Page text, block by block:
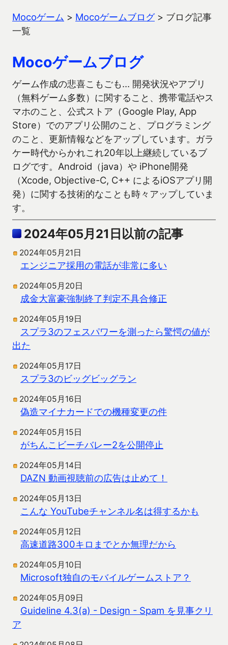
Mocoゲーム > Mocoゲームブログ> ブログ記事
一覧
Mocoゲームブログ
ゲーム作成の悲喜こもごも… 開発状況やアプリ
（無料ゲーム多数）に関すること、携帯電話やス
マホのこと、公式ストア（Google Play, App
Store）でのアプリ公開のこと、プログラミング
のこと、更新情報などをアップしています。ガラ
ケー時代からかれこれ20年以上継続しているブ
ログです。Android（java）や iPhone開発
（Xcode, Objective-C, C++ によるiOSアプリ開
発）に関する技術的なことも時々アップしていま
す。
2024年05月21日以前の記事
2024年05月21日
エンジニア採用の電話が非常に多い
2024年05月20日
成金大富豪強制終了判定不具合修正
2024年05月19日
スプラ3のフェスパワーを測ったら驚愕の値が
出た
2024年05月17日
スプラ3のビッグビッグラン
2024年05月16日
偽造マイナカードでの機種変更の件
2024年05月15日
がちんこビーチバレー2を公開停止
2024年05月14日
DAZN 動画視聴前の広告は止めて！
2024年05月13日
こんな YouTubeチャンネル名は得するかも
2024年05月12日
高速道路300キロまでとか無理だから
2024年05月10日
Microsoft独自のモバイルゲームストア？
2024年05月09日
Guideline 4.3(a) - Design - Spam を見事クリ
ア